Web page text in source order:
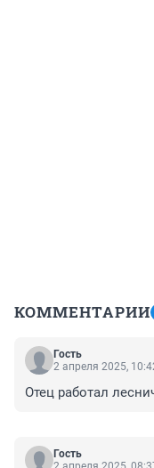
КОММЕНТАРИИ
Гость
2 апреля 2025,
Отец работал
Гость